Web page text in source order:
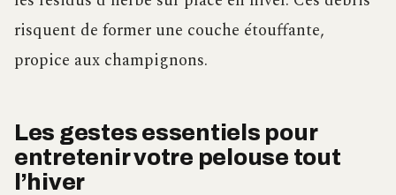
risquent de former une couche étouffante,
propice aux champignons.
Les gestes essentiels pour
entretenir votre pelouse tout
l’hiver